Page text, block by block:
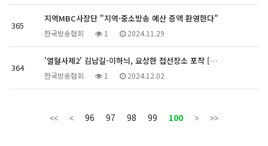
365
지역MBC사장단 "지역·중소방송 예산 증액 환영한다"
한국방송협회 1 2024.11.29
364
'열혈사제2' 김남길-이하늬, 요상한 접선장소 포착 […
한국방송협회 1 2024.12.02
96 97 98 99 100